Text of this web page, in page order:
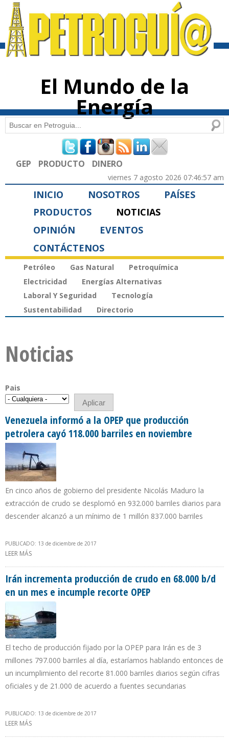
contenido
El Mundo de la
Energía
Formulario de búsqueda
Buscar
GEP PRODUCTO DINERO
viernes 7 agosto 2026 07:46:57 am
INICIO NOSOTROS
PAÍSES
PRODUCTOS
NOTICIAS
OPINIÓN
EVENTOS
CONTÁCTENOS
Petróleo Gas Natural
Petroquímica
Electricidad
Energías Alternativas
Laboral Y Seguridad
Tecnología
Sustentabilidad
Directorio
Noticias
Pais
Venezuela informó a la OPEP que producción
petrolera cayó 118.000 barriles en noviembre
En cinco años de gobierno del presidente Nicolás Maduro la
extracción de crudo se desplomó en 932.000 barriles diarios para
descender alcanzó a un mínimo de 1 millón 837.000 barriles
PUBLICADO: 13 de diciembre de 2017
LEER MÁS
Irán incrementa producción de crudo en 68.000 b/d
en un mes e incumple recorte OPEP
El techo de producción fijado por la OPEP para Irán es de 3
millones 797.000 barriles al día, estaríamos hablando entonces de
un incumplimiento del recorte 81.000 barriles diarios según cifras
oficiales y de 21.000 de acuerdo a fuentes secundarias
PUBLICADO: 13 de diciembre de 2017
LEER MÁS